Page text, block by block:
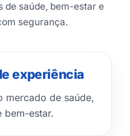
de saúde, bem-estar e
segurança.
experiência
mercado de saúde,
bem-estar.